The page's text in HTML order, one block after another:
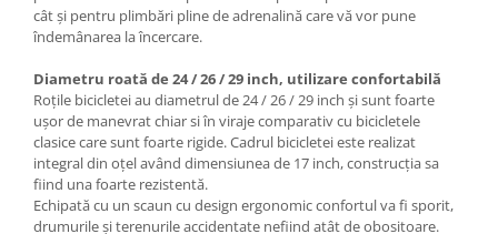
cât și pentru plimbări pline de adrenalină care vă vor pune
îndemânarea la încercare.
Diametru roată de 24 / 26 / 29 inch, utilizare confortabilă
Roțile bicicletei au diametrul de 24 / 26 / 29 inch și sunt foarte
ușor de manevrat chiar si în viraje comparativ cu bicicletele
clasice care sunt foarte rigide. Cadrul bicicletei este realizat
integral din oțel având dimensiunea de 17 inch, construcția sa
fiind una foarte rezistentă.
Echipată cu un scaun cu design ergonomic confortul va fi sporit,
drumurile și terenurile accidentate nefiind atât de obositoare.